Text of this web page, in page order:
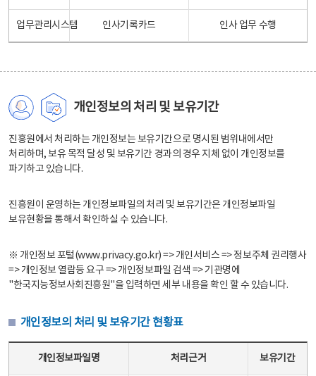
업무관리시스템 인사기록카드 인사 업무 수행
개인정보의 처리 및 보유기간
진흥원에서 처리하는 개인정보는 보유기간으로 명시된 범위내에서만
처리하며, 보유 목적 달성 및 보유기간 경과의 경우 지체 없이 개인정보를
파기하고 있습니다.
진흥원이 운영하는 개인정보파일의 처리 및 보유기간은 개인정보파일
보유현황을 통해서 확인하실 수 있습니다.
※ 개인정보 포털(www.privacy.go.kr) => 개인서비스 => 정보주체 권리행사
=> 개인정보 열람등 요구 => 개인정보파일 검색 => 기관명에
"한국지능정보사회진흥원"을 입력하면 세부 내용을 확인 할 수 있습니다.
개인정보의 처리 및 보유기간 현황표
개인정보파일명 처리근거 보유기간